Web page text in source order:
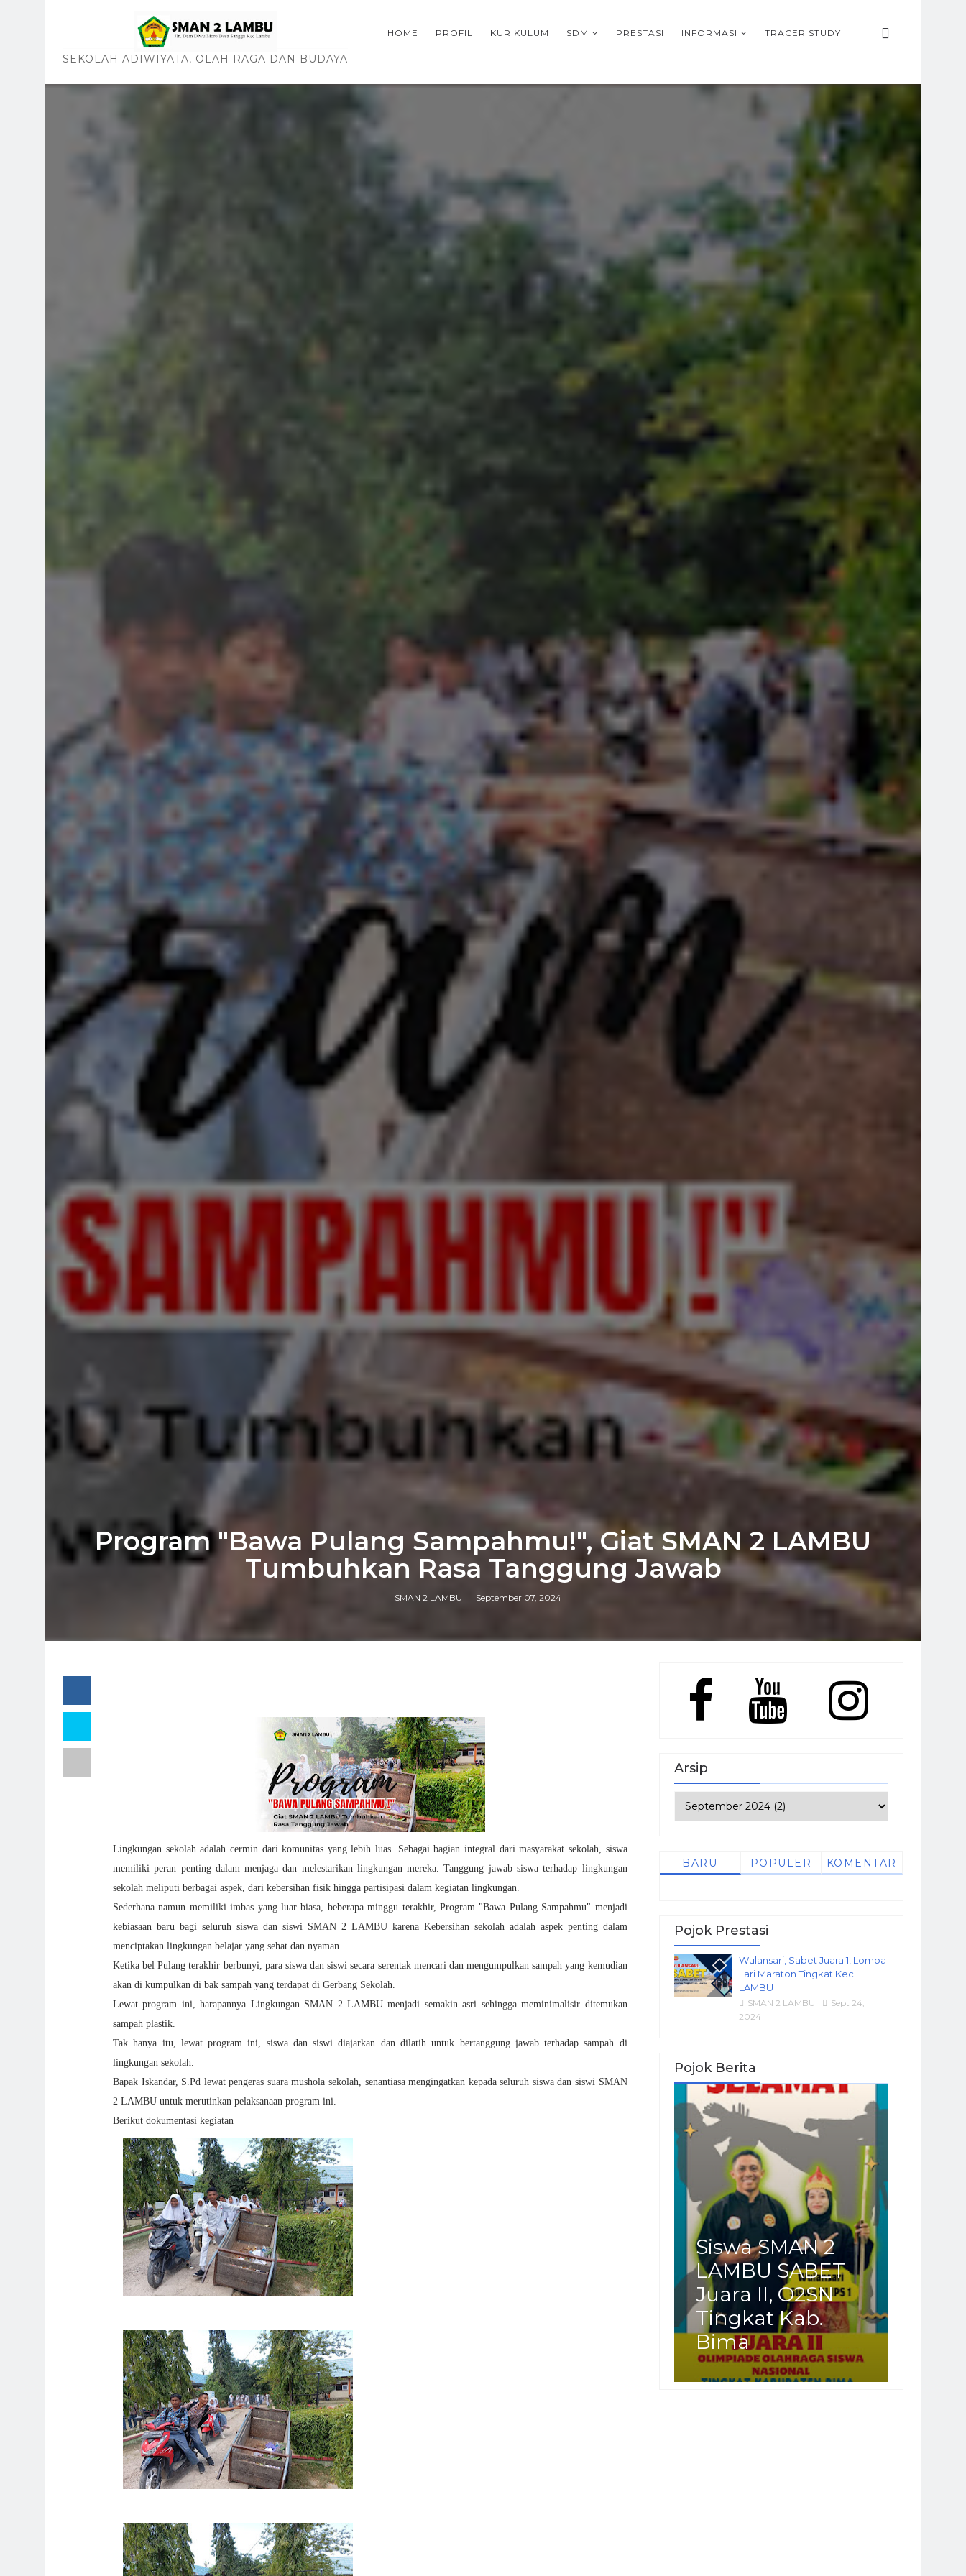
SEKOLAH ADIWIYATA, OLAH RAGA DAN BUDAYA
HOME PROFIL KURIKULUM SDM PRESTASI INFORMASI TRACER STUDY
Program "Bawa Pulang Sampahmu!", Giat SMAN 2 LAMBU
Tumbuhkan Rasa Tanggung Jawab
SMAN 2 LAMBU September 07, 2024
Lingkungan sekolah adalah cermin dari komunitas yang lebih luas. Sebagai bagian integral dari masyarakat sekolah, siswa
memiliki peran penting dalam menjaga dan melestarikan lingkungan mereka. Tanggung jawab siswa terhadap lingkungan
sekolah meliputi berbagai aspek, dari kebersihan fisik hingga partisipasi dalam kegiatan lingkungan.
Sederhana namun memiliki imbas yang luar biasa, beberapa minggu terakhir, Program "Bawa Pulang Sampahmu" menjadi
kebiasaan baru bagi seluruh siswa dan siswi SMAN 2 LAMBU karena Kebersihan sekolah adalah aspek penting dalam
menciptakan lingkungan belajar yang sehat dan nyaman.
Ketika bel Pulang terakhir berbunyi, para siswa dan siswi secara serentak mencari dan mengumpulkan sampah yang kemudian
akan di kumpulkan di bak sampah yang terdapat di Gerbang Sekolah.
Lewat program ini, harapannya Lingkungan SMAN 2 LAMBU menjadi semakin asri sehingga meminimalisir ditemukan
sampah plastik.
Tak hanya itu, lewat program ini, siswa dan siswi diajarkan dan dilatih untuk bertanggung jawab terhadap sampah di
lingkungan sekolah.
Bapak Iskandar, S.Pd lewat pengeras suara mushola sekolah, senantiasa mengingatkan kepada seluruh siswa dan siswi SMAN
2 LAMBU untuk merutinkan pelaksanaan program ini.
Berikut dokumentasi kegiatan
Arsip
BARU POPULER KOMENTAR
Pojok Prestasi
Wulansari, Sabet Juara 1, Lomba
Lari Maraton Tingkat Kec.
LAMBU
SMAN 2 LAMBU
Sept 24,
2024
Pojok Berita
Siswa SMAN 2
LAMBU SABET
Juara II, O2SN
Tingkat Kab.
Bima